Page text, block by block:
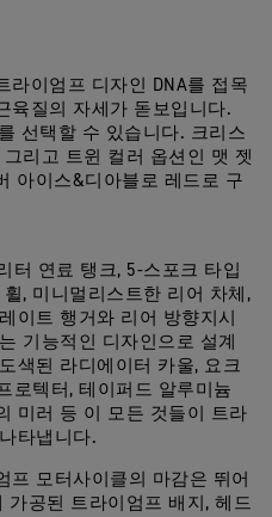
라이엄프 디자인 DNA를 접목
육질의 자세가 돋보입니다.
선택할 수 있습니다. 크리스
리고 트윈 컬러 옵션인 맷 젯
아이스&디아블로 레드로 구
터 연료 탱크, 5-스포크 타입
, 미니멀리스트한 리어 차체,
이트 행거와 리어 방향지시
기능적인 디자인으로 설계
색된 라디에이터 카울, 요크
로텍터, 테이퍼드 알루미늄
미러 등 이 모든 것들이 트라
타냅니다.
프 모터사이클의 마감은 뛰어
가공된 트라이엄프 배지, 헤드